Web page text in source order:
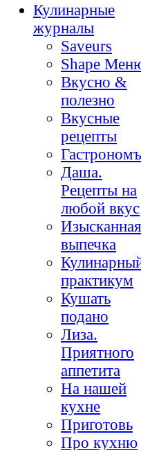
Кулинарные
журналы
Saveurs
Shape
Вкусно &
полезно
Вкусные
рецепты
Гастрономъ
Даша.
Рецепты на
любой вкус
Изысканная
выпечка
практикум
Кушать
подано
Лиза.
Приятного
аппетита
На нашей
кухне
Приготовь
Про кухню